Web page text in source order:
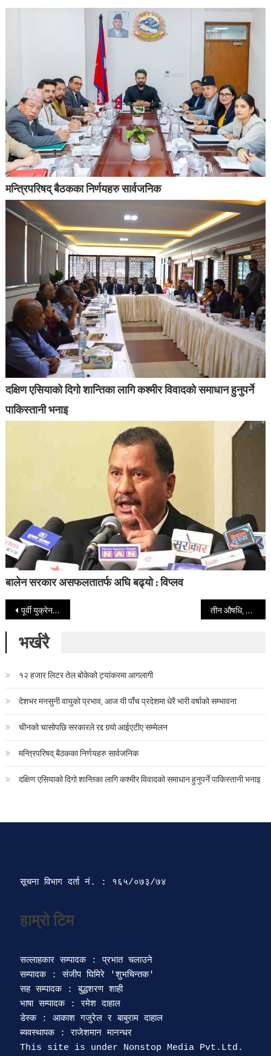
मन्त्रिपरिषद् बैठकका निर्णयहरु सार्वजनिक
दक्षिण एसियाको दिगो शान्तिका लागि कश्मीर विवादको समाधान हुनुपर्ने
पाकिस्तानी भनाइ
बालेन सरकार असफलतातर्फ अघि बढ्यो : विप्लव
Post navigation
पूर्वी युक्रेनमा आज पनि गोलाबारी तीन औषधि, जसले सम्बन्धलाई प्रेमिल बनाउँछ
भर्खरै
१२ हजार लिटर तेल बोकेको ट्यांकरमा आगलागी
देशभर मनसुनी वायुको प्रभाव, आज यी पाँच प्रदेशमा धेरै भारी वर्षाको सम्भावना
चीनको चासोपछि सरकारले रद्द गर्‍यो आईएटीए सम्मेलन
मन्त्रिपरिषद् बैठकका निर्णयहरु सार्वजनिक
दक्षिण एसियाको दिगो शान्तिका लागि कश्मीर विवादको समाधान हुनुपर्ने पाकिस्तानी भनाइ
सूचना विभाग दर्ता‍ नं. : १६५/०७३/७४
हाम्रो टिम
सल्लाहकार सम्पादक : प्रभात चलाउने
सम्पादक : संजीप घिमिरे 'शुभचिन्तक'
सह सम्पादक : बुद्धशरण शाही
भाषा सम्पादक : रमेश दाहाल
डेस्क : आकाश गजुरेल र बाबुराम दाहाल
ब्यवस्थापक : राजेशमान मानन्धर